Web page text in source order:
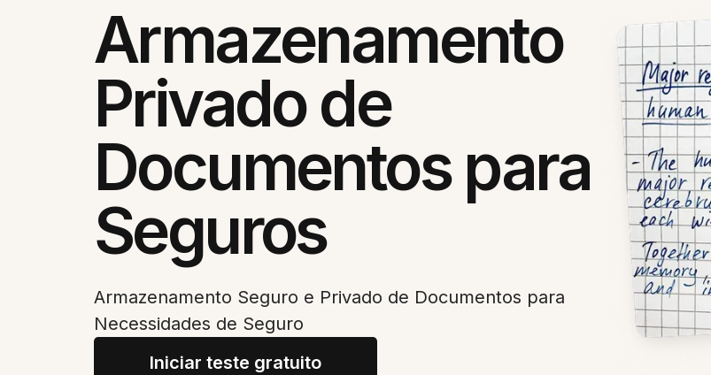
Armazenamento
Privado de
Documentos para
Seguros
Armazenamento Seguro e Privado de Documentos para
Necessidades de Seguro
Iniciar teste gratuito